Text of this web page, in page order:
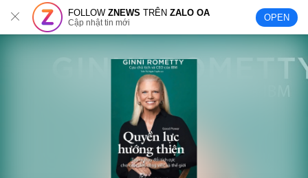
FOLLOWZNEWS TRÊNZALO OA
Cập nhật tin mới OPEN